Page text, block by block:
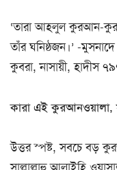
‘তারা আহলুল কুরআন-
তাঁর ঘনিষ্ঠজন।’ -
কুবরা, নাসায়ী, হাদীস
কারা এই কুরআনওয়ালা,
উত্তর স্পষ্ট, সবচে বড়